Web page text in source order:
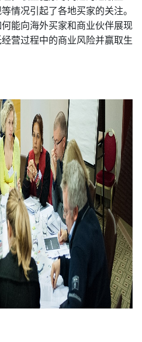
情况引起了各地买家的关注。
能向海外买家和商业伙伴展现
营过程中的商业风险并赢取生